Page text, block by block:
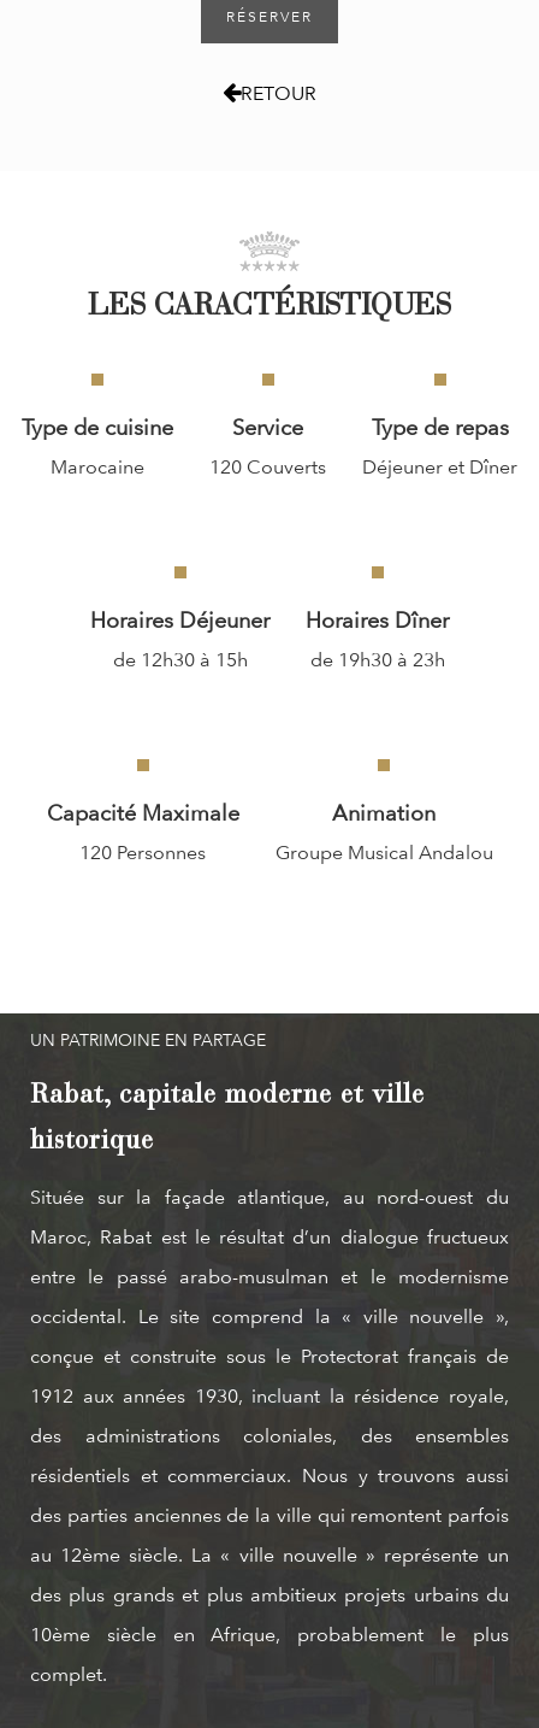
RÉSERVER
RETOUR
LES CARACTÉRISTIQUES
Type de cuisine
Marocaine
Service
120 Couverts
Type de repas
Déjeuner et Dîner
Horaires Déjeuner
de 12h30 à 15h
Horaires Dîner
de 19h30 à 23h
Capacité Maximale
120 Personnes
Animation
Groupe Musical Andalou
UN PATRIMOINE EN PARTAGE
Rabat, capitale moderne et ville
historique
Située sur la façade atlantique, au nord-ouest du
Maroc, Rabat est le résultat d’un dialogue fructueux
entre le passé arabo-musulman et le modernisme
occidental. Le site comprend la « ville nouvelle »,
conçue et construite sous le Protectorat français de
1912 aux années 1930, incluant la résidence royale,
des administrations coloniales, des ensembles
résidentiels et commerciaux. Nous y trouvons aussi
des parties anciennes de la ville qui remontent parfois
au 12ème siècle. La « ville nouvelle » représente un
des plus grands et plus ambitieux projets urbains du
10ème siècle en Afrique, probablement le plus
complet.